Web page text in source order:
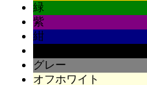
緑
紫
紺
グレー
オフホワイト